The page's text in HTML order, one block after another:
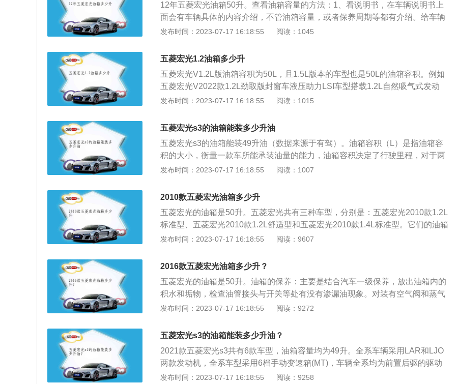
12年五菱宏光油箱50升。查看油箱容量的方法：1、看说明书，在车辆说明书上
面会有车辆具体的内容介绍，不管油箱容量，或者保养周期等都有介绍。给车辆
加油的时候，可以根据这个容量加油，切记不要超过安全容量。2、看油表警示
及路况不同，所显示出来的容量会有一些区别。3、凭加油经验，一般凭加油经
验就能对油箱容积做出判断，加油的过程中不能少于实际容量。油箱容量通常都
是用升来作为计算单位的，在不同的国家对油箱容量会有对应的标准。目前在我
们国家规定车辆的油箱容量，应该是在95%的额定值，但还是应该根据具体的情
况，一般实际容量比标准容量都要稍微大点。
发布时间：2023-07-17 16:18:55 阅读：1045
五菱宏光1.2油箱多少升
五菱宏光V1.2L版油箱容积为50L，且1.5L版本的车型也是50L的油箱容积。例如
五菱宏光V2022款1.2L劲取版封窗车液压助力LSI车型搭载1.2L自然吸气式发动
机，车身尺寸为4425*1670*1860毫米，最大功率56千瓦，最大扭矩110牛米，满
载人载物等多种场景下的动力需求。发动机采用双顶置凸轮轴设计，在确保充沛
动力的前提下，也表现出了良好的燃油经济性。五菱宏光其它车系的油箱容积有
以下两种：1、五菱宏光S3：全系油箱容积为49L；2、五菱宏光Plus：全系油箱
容积为53L。
发布时间：2023-07-17 16:18:55 阅读：1015
五菱宏光s3的油箱能装多少升油
五菱宏光s3的油箱能装49升油（数据来源于有驾）。油箱容积（L）是指油箱容
积的大小，衡量一款车所能承装油量的能力，油箱容积决定了行驶里程，对于两
辆发动机完全相同的汽车来说，油箱越大跑得越远。油箱是液压系统中储存液压
动标准型为例，其车身尺寸是：长4655毫米、宽1735毫米、高1790毫米，轴距
为2800毫米，整备质量是1440千克。搭载了1.5t涡轮增压直列4缸发动机，最大
功率是108千瓦，最大功率转速是每分钟5200转，最大扭矩是250牛米，最大扭
矩转速是每分钟2200至3400转。
发布时间：2023-07-17 16:18:55 阅读：1007
2010款五菱宏光油箱多少升
五菱宏光的油箱是50升。五菱宏光共有三种车型，分别是：五菱宏光2010款1.2L
标准型、五菱宏光2010款1.2L舒适型和五菱宏光2010款1.4L标准型。它们的油箱
均为50升。五菱宏光以其小排量、巧妙设计、精致内饰、强有力的跨级动力，以
地。“小巧、精细、实用”是业内人士对五菱宏光的一致评价。
发布时间：2023-07-17 16:18:55 阅读：9607
2016款五菱宏光油箱多少升？
五菱宏光的油箱是50升。油箱的保养：主要是结合汽车一级保养，放出油箱内的
积水和垢物，检查油管接头与开关等处有没有渗漏油现象。对装有空气阀和蒸气
阀的油箱盖，还应检查其通气孔是否畅通。加油口的滤网应保持完好—以免加油
箱内的油溢出。汽车使用一段时间后，对油箱进行一次彻底的清洗检修。清冼油
箱时，用热水冲冼内部后，用压缩空气吹干，借以清除汽油箱内部的汽油蒸气。
然后，再把汽油箱放入含有百分之10氢氧化钠的水溶液内浸冼，浸洗后用流水冲
洗油箱的内部和外部。也可用百分之5烧碱沸水溶液清洗后，再用热水冲冼。如
果油箱外部有锈蚀，用钢丝刷刷净后涂漆。油箱清洗完后，要进行密封性的检
发布时间：2023-07-17 16:18:55 阅读：9272
五菱宏光s3的油箱能装多少升油？
2021款五菱宏光s3共有6款车型，油箱容量均为49升。全系车辆采用LAR和LJO
两款发动机，全系车型采用6档手动变速箱(MT)，车辆全系均为前置后驱的驱动
方式。同级别车中，奕跑-2021款-1.4L-手动趣享版的油箱容积为43升，长安CS1
发布时间：2023-07-17 16:18:55 阅读：9258